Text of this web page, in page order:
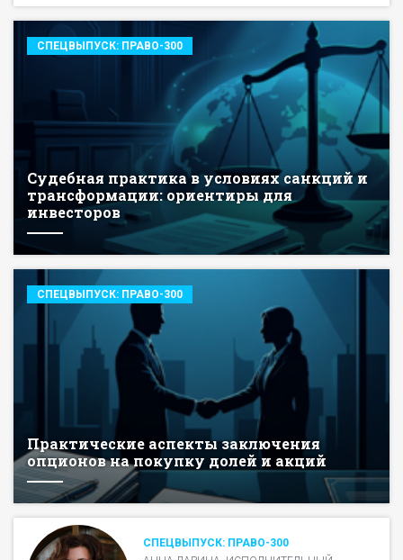
СПЕЦВЫПУСК: ПРАВО-300
Судебная практика в условиях санкций и
трансформации: ориентиры для
инвесторов
СПЕЦВЫПУСК: ПРАВО-300
Практические аспекты заключения
опционов на покупку долей и акций
СПЕЦВЫПУСК: ПРАВО-300